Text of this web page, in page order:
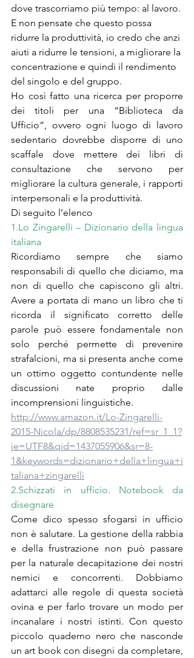
dove trascorriamo più tempo: al lavoro.
E non pensate che questo possa
ridurre la produttività, io credo che anzi
aiuti a ridurre le tensioni, a migliorare la
concentrazione e quindi il rendimento
del singolo e del gruppo.
Ho così fatto una ricerca per proporre
dei titoli per una “Biblioteca da
Ufficio”, ovvero ogni luogo di lavoro
sedentario dovrebbe disporre di uno
scaffale dove mettere dei libri di
consultazione che servono per
migliorare la cultura generale, i rapporti
interpersonali e la produttività.
Di seguito l’elenco
1.Lo Zingarelli – Dizionario della lingua
italiana
Ricordiamo sempre che siamo
responsabili di quello che diciamo, ma
non di quello che capiscono gli altri.
Avere a portata di mano un libro che ti
ricorda il significato corretto delle
parole può essere fondamentale non
solo perché permette di prevenire
strafalcioni, ma si presenta anche come
un ottimo oggetto contundente nelle
discussioni nate proprio dalle
incomprensioni linguistiche.
http://www.amazon.it/Lo-Zingarelli-
2015-Nicola/dp/8808535231/ref=sr_1_1?
ie=UTF8&qid=1437055906&sr=8-
1&keywords=dizionario+della+lingua+i
taliana+zingarelli
2.Schizzati in ufficio. Notebook da
disegnare
Come dico spesso sfogarsi in ufficio
non è salutare. La gestione della rabbia
e della frustrazione non può passare
per la naturale decapitazione dei nostri
nemici e concorrenti. Dobbiamo
adattarci alle regole di questa società
ovina e per farlo trovare un modo per
incanalare i nostri istinti. Con questo
piccolo quaderno nero che nasconde
un art book con disegni da completare,